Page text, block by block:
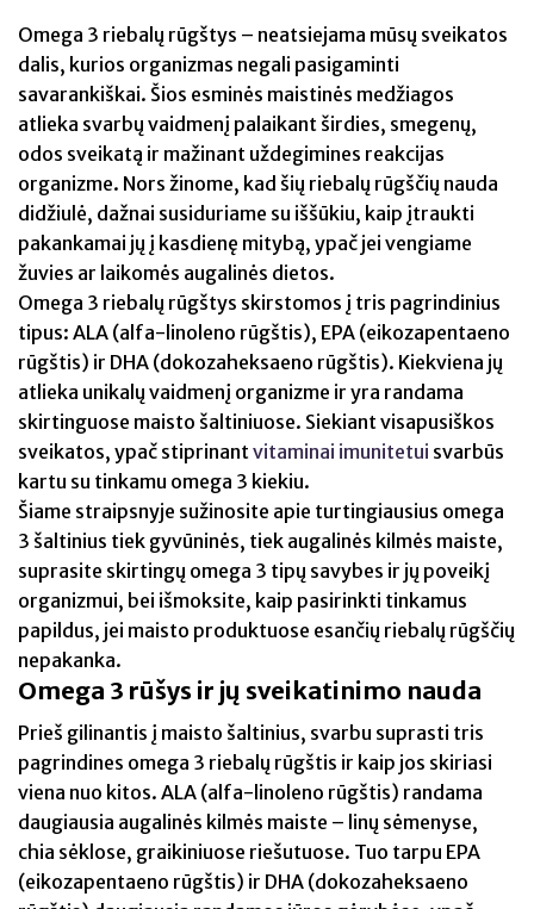
Omega 3 riebalų rūgštys – neatsiejama mūsų sveikatos
dalis, kurios organizmas negali pasigaminti
savarankiškai. Šios esminės maistinės medžiagos
atlieka svarbų vaidmenį palaikant širdies, smegenų,
odos sveikatą ir mažinant uždegimines reakcijas
organizme. Nors žinome, kad šių riebalų rūgščių nauda
didžiulė, dažnai susiduriame su iššūkiu, kaip įtraukti
pakankamai jų į kasdienę mitybą, ypač jei vengiame
žuvies ar laikomės augalinės dietos.
Omega 3 riebalų rūgštys skirstomos į tris pagrindinius
tipus: ALA (alfa-linoleno rūgštis), EPA (eikozapentaeno
rūgštis) ir DHA (dokozaheksaeno rūgštis). Kiekviena jų
atlieka unikalų vaidmenį organizme ir yra randama
skirtinguose maisto šaltiniuose. Siekiant visapusiškos
sveikatos, ypač stiprinant vitaminai imunitetui svarbūs
kartu su tinkamu omega 3 kiekiu.
Šiame straipsnyje sužinosite apie turtingiausius omega
3 šaltinius tiek gyvūninės, tiek augalinės kilmės maiste,
suprasite skirtingų omega 3 tipų savybes ir jų poveikį
organizmui, bei išmoksite, kaip pasirinkti tinkamus
papildus, jei maisto produktuose esančių riebalų rūgščių
nepakanka.
Omega 3 rūšys ir jų sveikatinimo nauda
Prieš gilinantis į maisto šaltinius, svarbu suprasti tris
pagrindines omega 3 riebalų rūgštis ir kaip jos skiriasi
viena nuo kitos. ALA (alfa-linoleno rūgštis) randama
daugiausia augalinės kilmės maiste – linų sėmenyse,
chia sėklose, graikiniuose riešutuose. Tuo tarpu EPA
(eikozapentaeno rūgštis) ir DHA (dokozaheksaeno